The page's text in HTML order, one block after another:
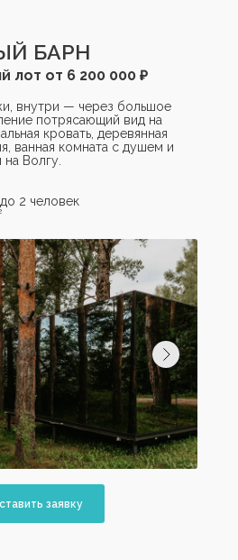
внутри — через большое
потрясающий вид на
кровать, деревянная
ванная комната с душем и
Волгу.
2 человек
лот от 6 200 000 ₽
БАРН
заявку